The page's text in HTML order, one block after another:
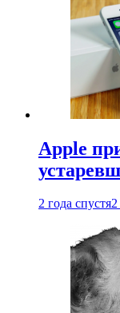
Apple
2 года спустя2